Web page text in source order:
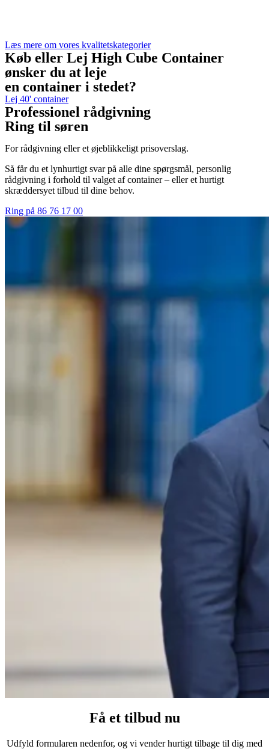
Læs mere om vores kvalitetskategorier
Køb eller Lej High Cube Container
ønsker du at leje
en container i stedet?
Lej 40' container
Professionel rådgivning
Ring til søren
For rådgivning eller et øjeblikkeligt prisoverslag.
Så får du et lynhurtigt svar på alle dine spørgsmål, personlig
rådgivning i forhold til valget af container – eller et hurtigt
skræddersyet tilbud til dine behov.
Ring på 86 76 17 00
Få et tilbud nu
Udfyld formularen nedenfor, og vi vender hurtigt tilbage til dig med